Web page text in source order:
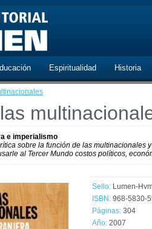
Espiritualidad Historia
e imperialismo
sobre la función de las multinacionales
al Tercer Mundo costos políticos,
Sello: Lumen-
ISBN: 968-5830-
Páginas: 304
Año: 2007